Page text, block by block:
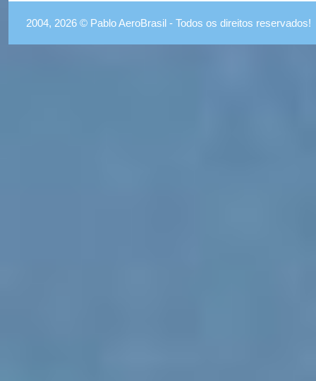
2004, 2026 © Pablo AeroBrasil - Todos os direitos reservados!